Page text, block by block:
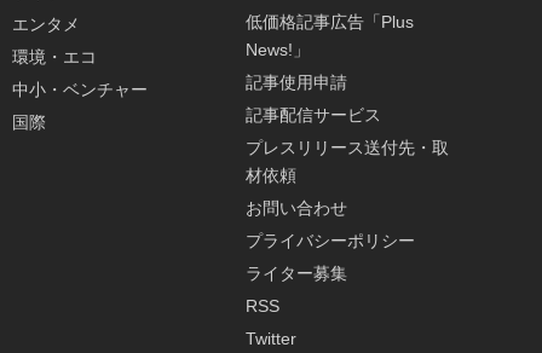
エンタメ
環境・エコ
中小・ベンチャー
国際
低価格記事広告「Plus
News!」
記事使用申請
記事配信サービス
プレスリリース送付先・取
材依頼
お問い合わせ
プライバシーポリシー
ライター募集
RSS
Twitter